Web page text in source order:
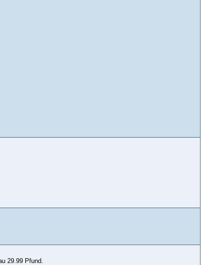
29.99 Pfund.